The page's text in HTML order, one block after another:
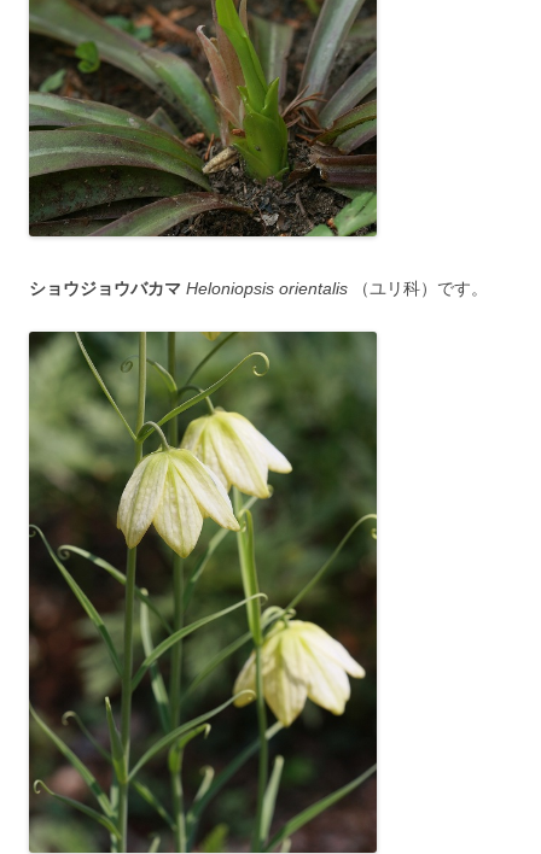
ショウジョウバカマ Heloniopsis orientalis （ユリ科）です。